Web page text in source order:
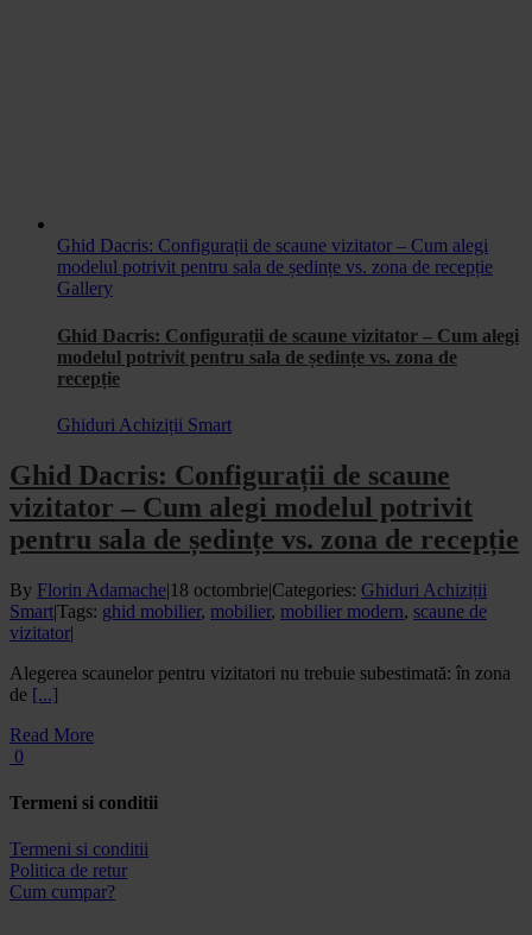
Ghid Dacris: Configurații de scaune vizitator – Cum alegi
modelul potrivit pentru sala de ședințe vs. zona de recepție
Gallery
Ghid Dacris: Configurații de scaune vizitator – Cum alegi
modelul potrivit pentru sala de ședințe vs. zona de
recepție
Ghiduri Achiziții Smart
Ghid Dacris: Configurații de scaune
vizitator – Cum alegi modelul potrivit
pentru sala de ședințe vs. zona de recepție
By Florin Adamache|18 octombrie|Categories: Ghiduri Achiziții
Smart|Tags: ghid mobilier, mobilier, mobilier modern, scaune de
vizitator|
Alegerea scaunelor pentru vizitatori nu trebuie subestimată: în zona
de [...]
Read More
0
Termeni si conditii
Termeni si conditii
Politica de retur
Cum cumpar?